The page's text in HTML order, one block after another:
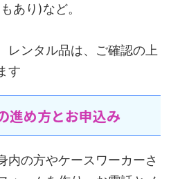
あり)など。
レンタル品は、ご確認の上
す
進め方とお申込み
内の方やケースワーカーさ